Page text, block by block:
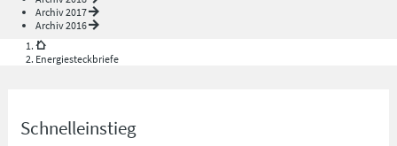
Archiv 2017
Archiv 2016
Energiesteckbriefe
Schnelleinstieg